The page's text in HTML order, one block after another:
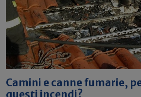
Camini e canne fumarie,
questi incendi?